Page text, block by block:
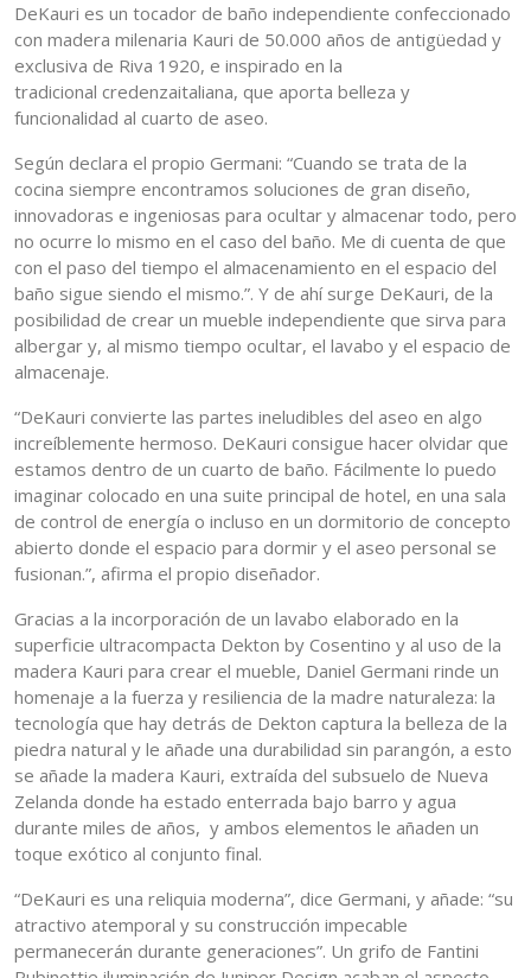
DeKauri es un tocador de baño independiente confeccionado
con madera milenaria Kauri de 50.000 años de antigüedad y
exclusiva de Riva 1920, e inspirado en la
tradicional credenzaitaliana, que aporta belleza y
funcionalidad al cuarto de aseo.
Según declara el propio Germani: “Cuando se trata de la
cocina siempre encontramos soluciones de gran diseño,
innovadoras e ingeniosas para ocultar y almacenar todo, pero
no ocurre lo mismo en el caso del baño. Me di cuenta de que
con el paso del tiempo el almacenamiento en el espacio del
baño sigue siendo el mismo.”. Y de ahí surge DeKauri, de la
posibilidad de crear un mueble independiente que sirva para
albergar y, al mismo tiempo ocultar, el lavabo y el espacio de
almacenaje.
“DeKauri convierte las partes ineludibles del aseo en algo
increíblemente hermoso. DeKauri consigue hacer olvidar que
estamos dentro de un cuarto de baño. Fácilmente lo puedo
imaginar colocado en una suite principal de hotel, en una sala
de control de energía o incluso en un dormitorio de concepto
abierto donde el espacio para dormir y el aseo personal se
fusionan.”, afirma el propio diseñador.
Gracias a la incorporación de un lavabo elaborado en la
superficie ultracompacta Dekton by Cosentino y al uso de la
madera Kauri para crear el mueble, Daniel Germani rinde un
homenaje a la fuerza y resiliencia de la madre naturaleza: la
tecnología que hay detrás de Dekton captura la belleza de la
piedra natural y le añade una durabilidad sin parangón, a esto
se añade la madera Kauri, extraída del subsuelo de Nueva
Zelanda donde ha estado enterrada bajo barro y agua
durante miles de años, y ambos elementos le añaden un
toque exótico al conjunto final.
“DeKauri es una reliquia moderna”, dice Germani, y añade: “su
atractivo atemporal y su construcción impecable
permanecerán durante generaciones”. Un grifo de Fantini